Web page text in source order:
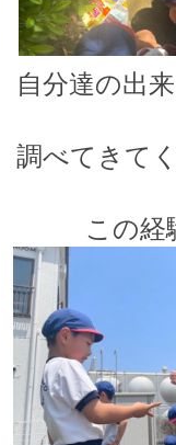
自分達の出
調べてきて
この経